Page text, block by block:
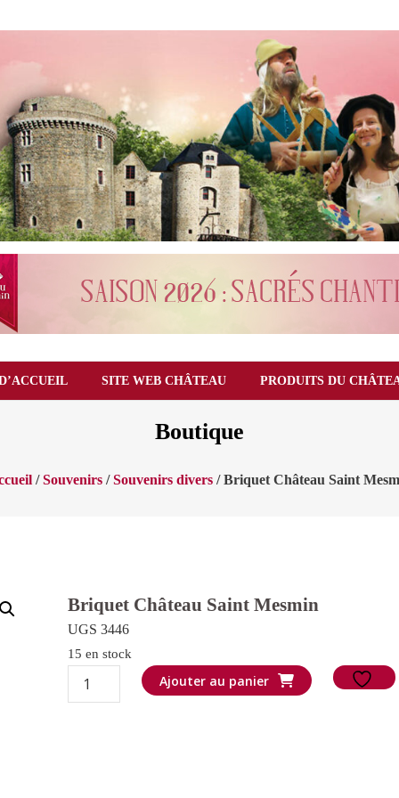
SITE WEB CHÂTEAU PRODUITS DU
Boutique
/Souvenirs /Souvenirs divers / Briquet Château Saint
Briquet Château Saint Mesmin
UGS 3446
15 en stock
quantité
de
Ajouter au panier